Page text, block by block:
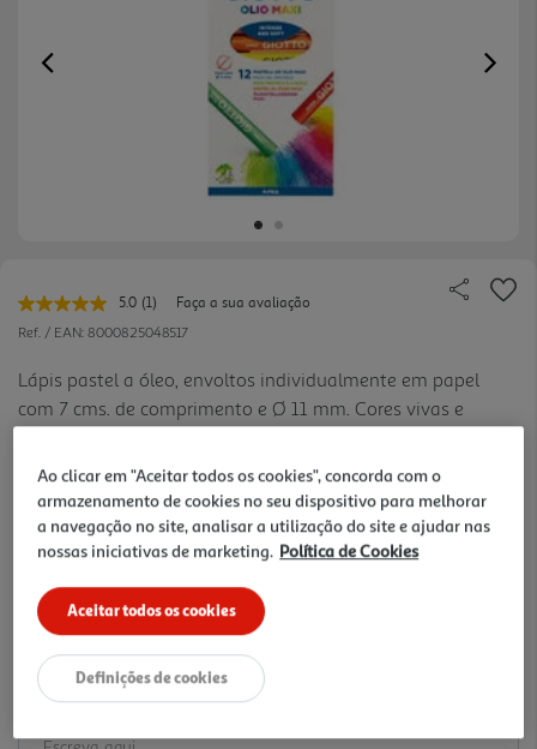
Previous
5.0 Leu
uma
Link
para
a
mesma
(1)
Faça a sua avaliação
Ref. / EAN: 8000825048517
Lápis pastel a óleo, envoltos individualmente em papel
com 7 cms. de comprimento e Ø 11 mm. Cores vivas e
5.19 €/un
-25%
Price reduced from
6,89 €to
5,19 €
Notas de preparação
Ao clicar em "Aceitar todos os cookies", concorda com o
armazenamento de cookies no seu dispositivo para melhorar
a navegação no site, analisar a utilização do site e ajudar nas
nossas iniciativas de marketing. Política de Cookies
Aceitar todos os cookies
Definições de cookies